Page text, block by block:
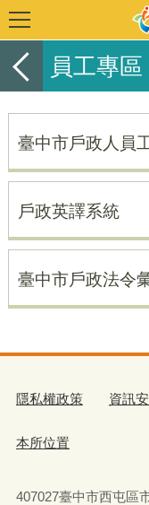
員工專區
臺中市戶政人員
戶政英譯系統
臺中市戶政法令
隱私權政策 資訊
本所位置
407027臺中市西屯區